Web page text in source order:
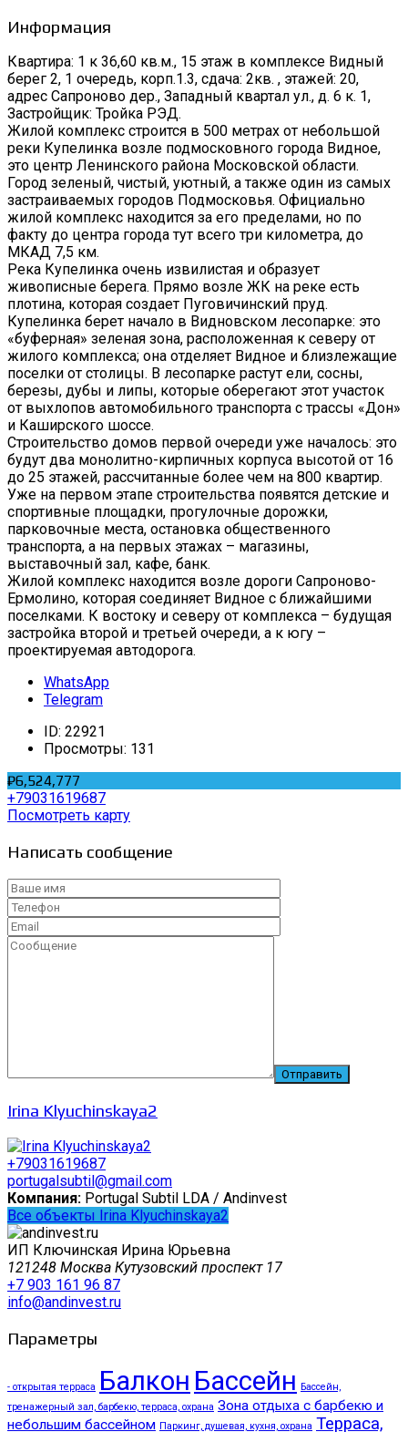
Информация
Квартира: 1 к 36,60 кв.м., 15 этаж в комплексе Видный
берег 2, 1 очередь, корп.1.3, сдача: 2кв. , этажей: 20,
адрес Сапроново дер., Западный квартал ул., д. 6 к. 1,
Застройщик: Тройка РЭД.
Жилой комплекс строится в 500 метрах от небольшой
реки Купелинка возле подмосковного города Видное,
это центр Ленинского района Московской области.
Город зеленый, чистый, уютный, а также один из самых
застраиваемых городов Подмосковья. Официально
жилой комплекс находится за его пределами, но по
факту до центра города тут всего три километра, до
МКАД 7,5 км.
Река Купелинка очень извилистая и образует
живописные берега. Прямо возле ЖК на реке есть
плотина, которая создает Пуговичинский пруд.
Купелинка берет начало в Видновском лесопарке: это
«буферная» зеленая зона, расположенная к северу от
жилого комплекса; она отделяет Видное и близлежащие
поселки от столицы. В лесопарке растут ели, сосны,
березы, дубы и липы, которые оберегают этот участок
от выхлопов автомобильного транспорта с трассы «Дон»
и Каширского шоссе.
Строительство домов первой очереди уже началось: это
будут два монолитно-кирпичных корпуса высотой от 16
до 25 этажей, рассчитанные более чем на 800 квартир.
Уже на первом этапе строительства появятся детские и
спортивные площадки, прогулочные дорожки,
парковочные места, остановка общественного
транспорта, а на первых этажах – магазины,
выставочный зал, кафе, банк.
Жилой комплекс находится возле дороги Сапроново-
Ермолино, которая соединяет Видное с ближайшими
поселками. К востоку и северу от комплекса – будущая
застройка второй и третьей очереди, а к югу –
проектируемая автодорога.
WhatsApp
Telegram
ID: 22921
Просмотры: 131
₽6,524,777
+79031619687
Посмотреть карту
Написать сообщение
Irina Klyuchinskaya2
+79031619687
portugalsubtil@gmail.com
Компания: Portugal Subtil LDA / Andinvest
Все объекты Irina Klyuchinskaya2
ИП Ключинская Ирина Юрьевна
121248 Москва Кутузовский проспект 17
+7 903 161 96 87
info@andinvest.ru
Параметры
- открытая терраса Балкон Бассейн Бассейн,
тренажерный зал, барбекю, терраса, охрана Зона отдыха с барбекю и
небольшим бассейном Паркинг, душевая, кухня, охрана Терраса,